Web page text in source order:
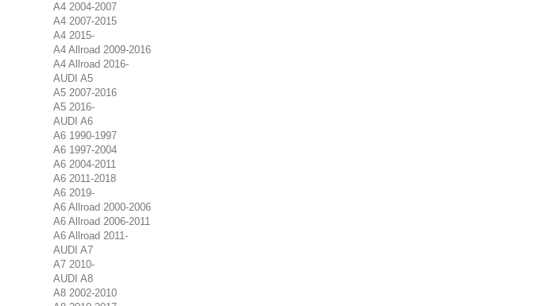
A4 2004-2007
A4 2007-2015
A4 2015-
A4 Allroad 2009-2016
A4 Allroad 2016-
AUDI A5
A5 2007-2016
A5 2016-
AUDI A6
A6 1990-1997
A6 1997-2004
A6 2004-2011
A6 2011-2018
A6 2019-
A6 Allroad 2000-2006
A6 Allroad 2006-2011
A6 Allroad 2011-
AUDI A7
A7 2010-
AUDI A8
A8 2002-2010